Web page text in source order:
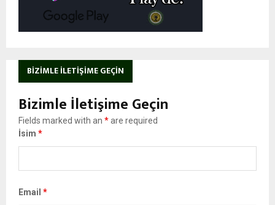
BIZIMLE İLETIŞIME GEÇIN
Bizimle İletişime Geçin
Fields marked with an *are required
İsim *
Email *